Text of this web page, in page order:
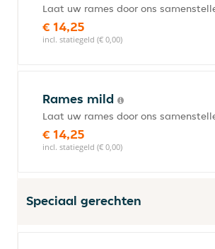
Laat uw rames door ons
€ 14,25
incl. statiegeld (€ 0,00)
Rames mild
Laat uw rames door ons
€ 14,25
incl. statiegeld (€ 0,00)
Speciaal gerechten